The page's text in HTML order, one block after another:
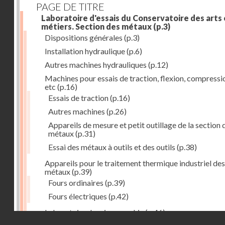
PAGE DE TITRE
Laboratoire d'essais du Conservatoire des arts
métiers. Section des métaux (p.3)
Dispositions générales (p.3)
Installation hydraulique(p.6)
Autres machines hydrauliques (p.12)
Machines pour essais de traction, flexion,
etc (p.16)
Essais de traction(p.16)
Autres machines (p.26)
Appareils de mesure et petit outillage de la section
métaux(p.31)
Essai des métaux à outils et des outils (p.38)
Appareils pour le traitement thermique industriel des
métaux(p.39)
Fours ordinaires (p.39)
Fours électriques (p.42)
Laboratoire de micrographie(p.46)